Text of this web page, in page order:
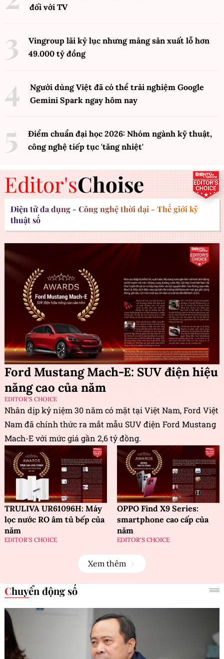
đối với TV
Vingroup lãi kỷ lục nhưng mảng sản xuất lỗ hơn
49.000 tỷ đồng
Người dùng Việt đã có thể trải nghiệm Google
Gemini Spark ngay hôm nay
Điểm chuẩn đại học 2026: Nhóm ngành kỹ thuật,
công nghệ tiếp tục 'tăng nhiệt'
Editor'sChoise
Điện tử đa dụng - Công nghệ thời đại - Thế giới kỹ
thuật số
Ford Mustang Mach-E: SUV điện hiệu
năng cao của năm
EDITOR'S CHOICE
Nhân dịp kỷ niệm 30 năm có mặt tại Việt Nam, Ford Việt
Nam đã chính thức ra mắt mẫu SUV điện Ford Mustang
Mach-E với mức giá gần 2,6 tỷ đồng.
TRULIVA UR61096H: Máy
lọc nước RO âm tủ bếp của
năm
EDITOR'S CHOICE
OPPO Find X9 Series:
smartphone cao cấp của
năm
EDITOR'S CHOICE
Xem thêm
Chuyển động số